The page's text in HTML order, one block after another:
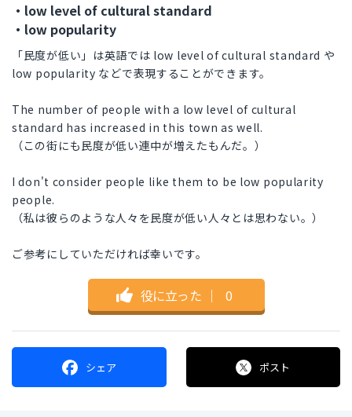
・low level of cultural standard
・low popularity
「民度が低い」は英語では low level of cultural standard や
low popularity などで表現することができます。
The number of people with a low level of cultural
standard has increased in this town as well.
（この街にも民度が低い連中が増えたもんだ。）
I don't consider people like them to be low popularity
people.
（私は彼らのような人々を民度が低い人々とは思わない。）
ご参考にしていただければ幸いです。
役に立った ｜ 0
シェア ポスト